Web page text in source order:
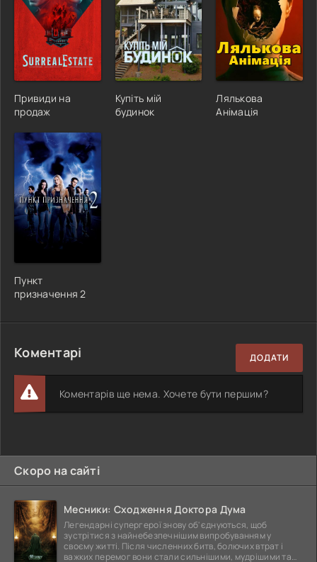
Привиди на
продаж
Купіть мій
будинок
Лялькова
Анімація
Пункт
призначення 2
Коментарі ДОДАТИ
Коментарів ще нема. Хочете бути першим?
Скоро на сайті
Месники: Сходження Доктора Дума
Легендарні супергерої знову об'єднуються, щоб
зустрітися з найнебезпечнішим випробуванням у
своєму житті. Після численних битв, болючих втрат і
важких перемог вони стали сильнішими, мудрішими та